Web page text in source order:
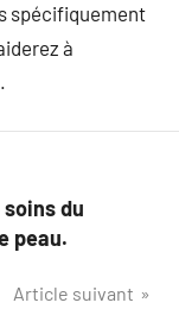
spécifiquement
à
du
peau.
Article suivant